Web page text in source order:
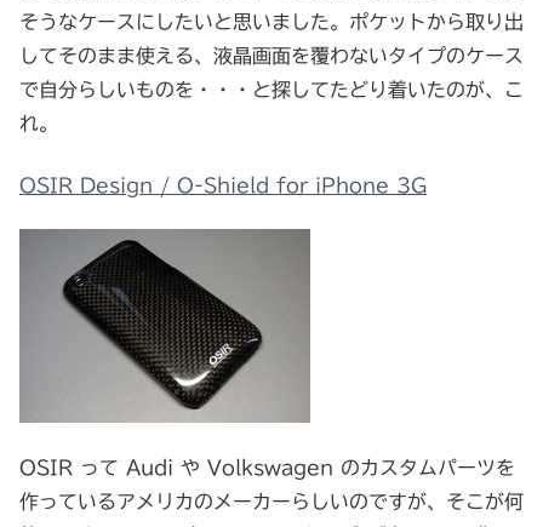
そうなケースにしたいと思いました。ポケットから取り出
してそのまま使える、液晶画面を覆わないタイプのケース
で自分らしいものを・・・と探してたどり着いたのが、こ
れ。
OSIR Design / O-Shield for iPhone 3G
OSIR って Audi や Volkswagen のカスタムパーツを
作っているアメリカのメーカーらしいのですが、そこが何